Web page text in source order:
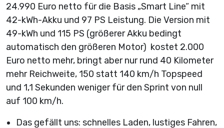
24.990 Euro netto für die Basis „Smart Line“ mit
42-kWh-Akku und 97 PS Leistung. Die Version mit
49-kWh und 115 PS (größerer Akku bedingt
automatisch den größeren Motor) kostet 2.000
Euro netto mehr, bringt aber nur rund 40 Kilometer
mehr Reichweite, 150 statt 140 km/h Topspeed
und 1,1 Sekunden weniger für den Sprint von null
auf 100 km/h.
Das gefällt uns: schnelles Laden, lustiges Fahren,